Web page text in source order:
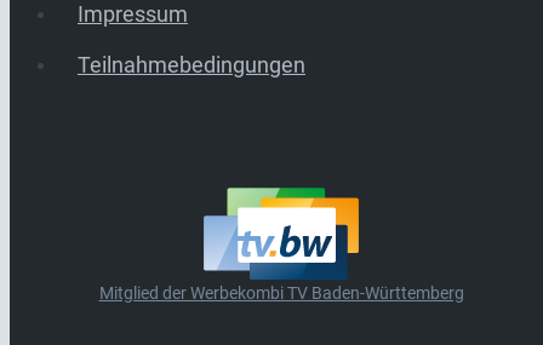
Impressum
Teilnahmebedingungen
Mitglied der Werbekombi TV Baden-Württemberg